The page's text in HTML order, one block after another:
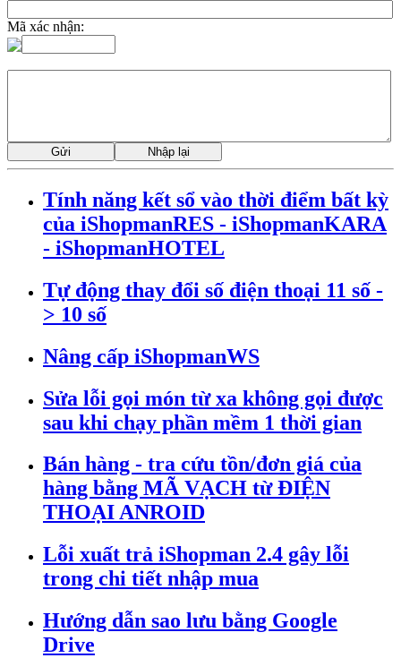
Mã xác nhận:
Tính năng kết sổ vào thời điểm bất kỳ
của iShopmanRES - iShopmanKARA
- iShopmanHOTEL
Tự động thay đổi số điện thoại 11 số -
> 10 số
Nâng cấp iShopmanWS
Sửa lỗi gọi món từ xa không gọi được
sau khi chạy phần mềm 1 thời gian
Bán hàng - tra cứu tồn/đơn giá của
hàng bằng MÃ VẠCH từ ĐIỆN
THOẠI ANROID
Lỗi xuất trả iShopman 2.4 gây lỗi
trong chi tiết nhập mua
Hướng dẫn sao lưu bằng Google
Drive